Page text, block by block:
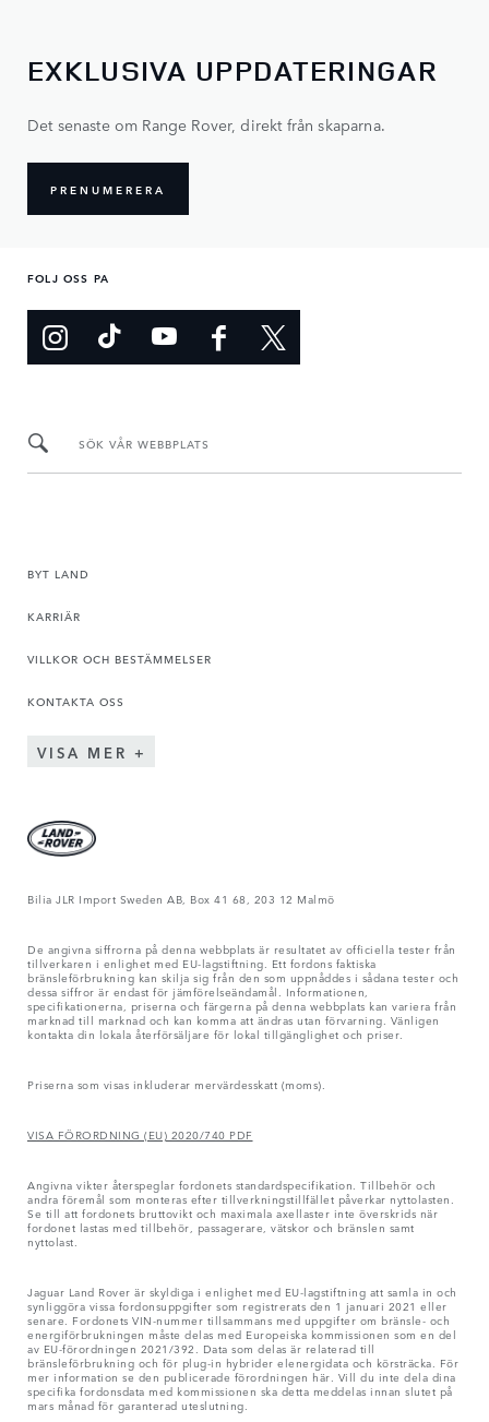
EXKLUSIVA UPPDATERINGAR
Det senaste om Range Rover, direkt från skaparna.
PRENUMERERA
FOLJ OSS PA
SÖK VÅR WEBBPLATS
BYT LAND
KARRIÄR
VILLKOR OCH BESTÄMMELSER
KONTAKTA OSS
VISA MER
Bilia JLR Import Sweden AB, Box 41 68, 203 12 Malmö
De angivna siffrorna på denna webbplats är resultatet av officiella tester från
tillverkaren i enlighet med EU-lagstiftning. Ett fordons faktiska
bränsleförbrukning kan skilja sig från den som uppnåddes i sådana tester och
dessa siffror är endast för jämförelseändamål. Informationen,
specifikationerna, priserna och färgerna på denna webbplats kan variera från
marknad till marknad och kan komma att ändras utan förvarning. Vänligen
kontakta din lokala återförsäljare för lokal tillgänglighet och priser.
Priserna som visas inkluderar mervärdesskatt (moms).
VISA FÖRORDNING (EU) 2020/740 PDF
Angivna vikter återspeglar fordonets standardspecifikation. Tillbehör och
andra föremål som monteras efter tillverkningstillfället påverkar nyttolasten.
Se till att fordonets bruttovikt och maximala axellaster inte överskrids när
fordonet lastas med tillbehör, passagerare, vätskor och bränslen samt
nyttolast.
Jaguar Land Rover är skyldiga i enlighet med EU-lagstiftning att samla in och
synliggöra vissa fordonsuppgifter som registrerats den 1 januari 2021 eller
senare. Fordonets VIN-nummer tillsammans med uppgifter om bränsle- och
energiförbrukningen måste delas med Europeiska kommissionen som en del
av EU-förordningen 2021/392. Data som delas är relaterad till
bränsleförbrukning och för plug-in hybrider elenergidata och körsträcka. För
mer information se den publicerade förordningen här. Vill du inte dela dina
specifika fordonsdata med kommissionen ska detta meddelas innan slutet på
mars månad för garanterad uteslutning.